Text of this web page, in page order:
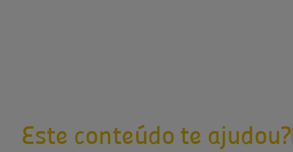
Este conteúdo te ajudou?